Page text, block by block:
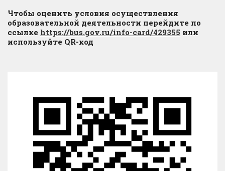
Чтобы оценить условия осуществления
образовательной деятельности перейдите по
ссылке https://bus.gov.ru/info-card/429355 или
используйте QR-код